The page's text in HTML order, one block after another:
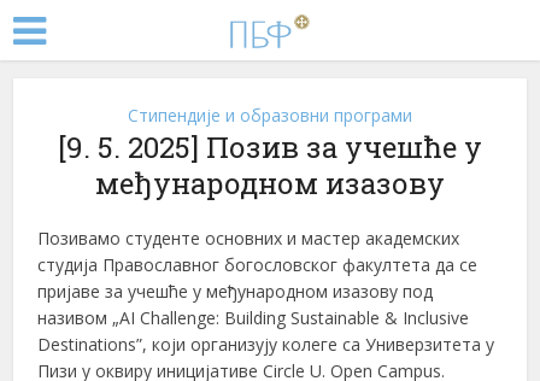
Стипендије и образовни програми
[9. 5. 2025] Позив за учешће у
међународном изазову
Позивамо студенте основних и мастер академских
студија Православног богословског факултета да се
пријаве за учешће у међународном изазову под
називом „AI Challenge: Building Sustainable & Inclusive
Destinations”, који организују колеге са Универзитета у
Пизи у оквиру иницијативе Circle U. Open Campus.